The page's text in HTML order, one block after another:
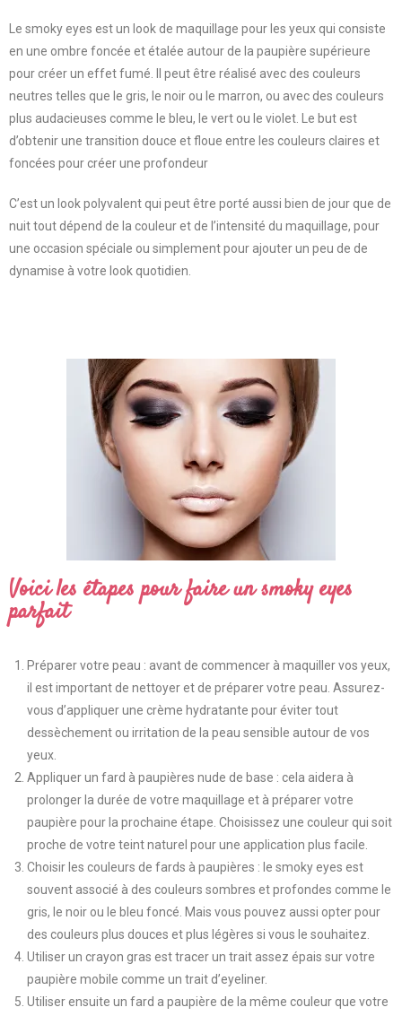
Le smoky eyes est un look de maquillage pour les yeux qui consiste
en une ombre foncée et étalée autour de la paupière supérieure
pour créer un effet fumé. Il peut être réalisé avec des couleurs
neutres telles que le gris, le noir ou le marron, ou avec des couleurs
plus audacieuses comme le bleu, le vert ou le violet. Le but est
d’obtenir une transition douce et floue entre les couleurs claires et
foncées pour créer une profondeur
C’est un look polyvalent qui peut être porté aussi bien de jour que de
nuit tout dépend de la couleur et de l’intensité du maquillage, pour
une occasion spéciale ou simplement pour ajouter un peu de de
dynamise à votre look quotidien.
Voici les étapes pour faire un smoky eyes
parfait
Préparer votre peau : avant de commencer à maquiller vos yeux,
il est important de nettoyer et de préparer votre peau. Assurez-
vous d’appliquer une crème hydratante pour éviter tout
dessèchement ou irritation de la peau sensible autour de vos
yeux.
Appliquer un fard à paupières nude de base : cela aidera à
prolonger la durée de votre maquillage et à préparer votre
paupière pour la prochaine étape. Choisissez une couleur qui soit
proche de votre teint naturel pour une application plus facile.
Choisir les couleurs de fards à paupières : le smoky eyes est
souvent associé à des couleurs sombres et profondes comme le
gris, le noir ou le bleu foncé. Mais vous pouvez aussi opter pour
des couleurs plus douces et plus légères si vous le souhaitez.
Utiliser un crayon gras est tracer un trait assez épais sur votre
paupière mobile comme un trait d’eyeliner.
Utiliser ensuite un fard a paupière de la même couleur que votre